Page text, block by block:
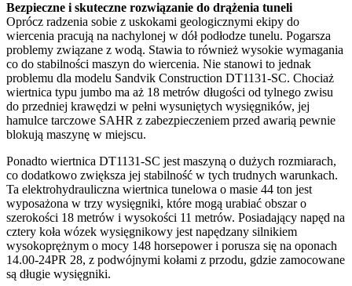
Bezpieczne i skuteczne rozwiązanie do drążenia tuneli
Oprócz radzenia sobie z uskokami geologicznymi ekipy do
wiercenia pracują na nachylonej w dół podłodze tunelu. Pogarsza
problemy związane z wodą. Stawia to również wysokie wymagania
co do stabilności maszyn do wiercenia. Nie stanowi to jednak
problemu dla modelu Sandvik Construction DT1131-SC. Chociaż
wiertnica typu jumbo ma aż 18 metrów długości od tylnego zwisu
do przedniej krawędzi w pełni wysuniętych wysięgników, jej
hamulce tarczowe SAHR z zabezpieczeniem przed awarią pewnie
blokują maszynę w miejscu.
Ponadto wiertnica DT1131-SC jest maszyną o dużych rozmiarach,
co dodatkowo zwiększa jej stabilność w tych trudnych warunkach.
Ta elektrohydrauliczna wiertnica tunelowa o masie 44 ton jest
wyposażona w trzy wysięgniki, które mogą urabiać obszar o
szerokości 18 metrów i wysokości 11 metrów. Posiadający napęd na
cztery koła wózek wysięgnikowy jest napędzany silnikiem
wysokoprężnym o mocy 148 horsepower i porusza się na oponach
14.00-24PR 28, z podwójnymi kołami z przodu, gdzie zamocowane
są długie wysięgniki.